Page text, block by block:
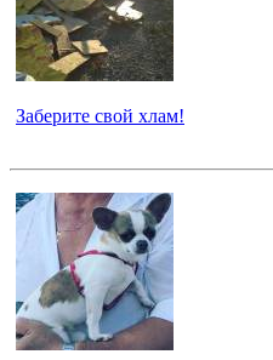
Заберите свой хлам!